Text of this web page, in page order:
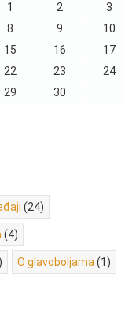
1
2
3
8 9
10
15 16
17
22 23
24
29 30
(24)
(4)
O glavoboljama (1)